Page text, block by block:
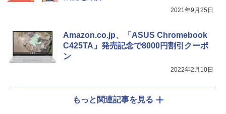
2021年9月25日
Amazon.co.jp、「ASUS Chromebook
C425TA」発売記念で8000円割引クーポ
ン
2022年2月10日
もっと関連記事を見る